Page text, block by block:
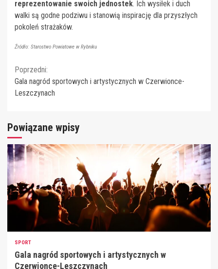
reprezentowanie swoich jednostek. Ich wysiłek i duch
walki są godne podziwu i stanowią inspirację dla przyszłych
pokoleń strażaków.
Źródło: Starostwo Powiatowe w Rybniku
Continue
Reading
Poprzedni:
Gala nagród sportowych i artystycznych w Czerwionce-
Leszczynach
Powiązane wpisy
SPORT
Gala nagród sportowych i artystycznych w
Czerwionce-Leszczynach